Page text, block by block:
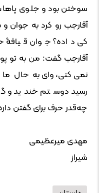
سوختن بود و جلوی
آقارجب رو کرد به جوان
کی داده؟ جوان
آقارجب گفت: من به تو
نمی‌کنی، وای به حال
رسید دوستم خندید
چه‌قدر حرف برای گفتن
مهدی میرعظیمی
شیراز